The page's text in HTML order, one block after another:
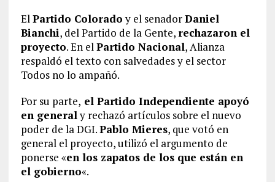
ElPartido Coloradoy el senadorDaniel
Bianchi, del Partido de la Gente, rechazaron el
proyecto. En elPartido Nacional, Alianza
respaldó el texto con salvedades y el sector
Todos no lo ampañó.
Por su parte, el Partido Independiente apoyó
en generaly rechazó artículos sobre el nuevo
poder de la DGI.Pablo Mieres, que votó en
general el proyecto, utilizó el argumento de
ponerse «en los zapatos de los que están en
el gobierno«.